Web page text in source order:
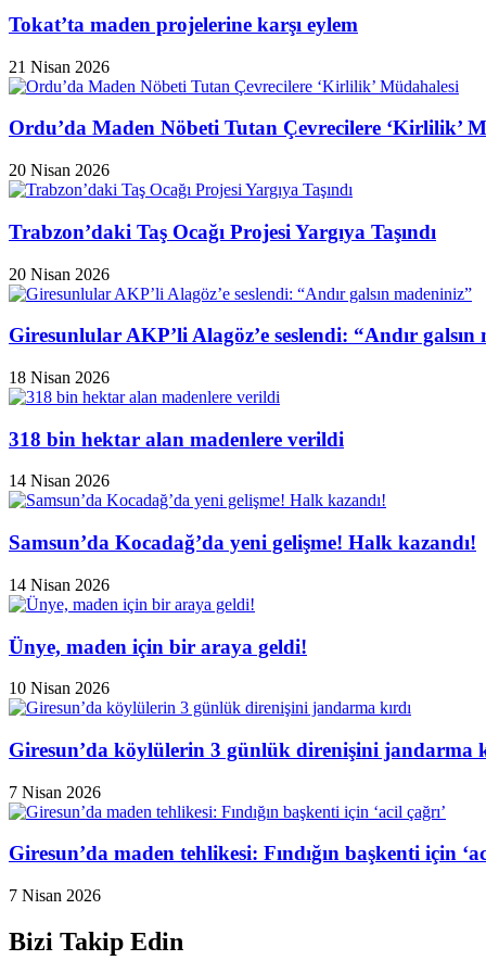
Tokat’ta maden projelerine karşı eylem
21 Nisan 2026
Ordu’da Maden Nöbeti Tutan Çevrecilere ‘Kirlilik’
20 Nisan 2026
Trabzon’daki Taş Ocağı Projesi Yargıya Taşındı
20 Nisan 2026
Giresunlular AKP’li Alagöz’e seslendi: “Andır galsın
18 Nisan 2026
318 bin hektar alan madenlere verildi
14 Nisan 2026
Samsun’da Kocadağ’da yeni gelişme! Halk kazandı!
14 Nisan 2026
Ünye, maden için bir araya geldi!
10 Nisan 2026
Giresun’da köylülerin 3 günlük direnişini jandarma
7 Nisan 2026
Giresun’da maden tehlikesi: Fındığın başkenti için
7 Nisan 2026
Bizi Takip Edin